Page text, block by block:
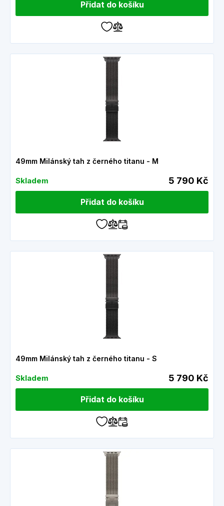
Přidat do košíku
49mm Milánský tah z černého titanu - M
Skladem 5 790 Kč
Přidat do košíku
49mm Milánský tah z černého titanu - S
Skladem 5 790 Kč
Přidat do košíku